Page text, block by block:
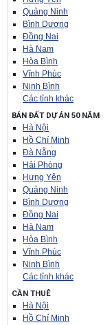
Quảng Ninh
Bình Dương
Đồng Nai
Hà Nam
Hòa Bình
Vĩnh Phúc
Ninh Bình
Các tỉnh khác
BÁN ĐẤT DỰ ÁN 50 NĂM
Hà Nội
Hồ Chí Minh
Đà Nẵng
Hải Phòng
Hưng Yên
Quảng Ninh
Bình Dương
Đồng Nai
Hà Nam
Hòa Bình
Vĩnh Phúc
Ninh Bình
Các tỉnh khác
CẦN THUÊ
Hà Nội
Hồ Chí Minh